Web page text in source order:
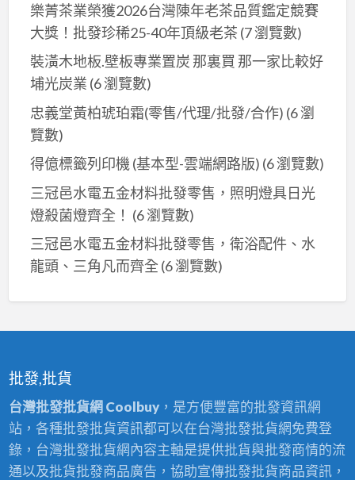
樂菁茶業榮獲2026台灣陳年老茶品質鑑定競賽
大獎！批發珍稀25-40年頂級老茶 (7 瀏覽數)
裝潢木地板.壁板專業置炭 那裏買 那一家比較好
埔光炭業 (6 瀏覽數)
忠義堂黃柏琥珀霜(零售/代理/批發/合作) (6 瀏
覽數)
得億標籤列印機 (基本型-雲端網路版) (6 瀏覽數)
三冠邑水電五金材料批發零售，照明燈具日光
燈殺菌燈齊全！ (6 瀏覽數)
三冠邑水電五金材料批發零售，衛浴配件、水
龍頭、三角凡而齊全 (6 瀏覽數)
批發,批貨
台灣批發批貨網 Coolbuy，是方便豐富的批發資訊網
站，各種批發批貨資訊都可以在台灣批發批貨網免費登
錄，台灣批發批貨網內容主軸是提供批貨與批發商情的流
通以及批貨批發商品廣告，協助宣傳批發批貨商品資訊，